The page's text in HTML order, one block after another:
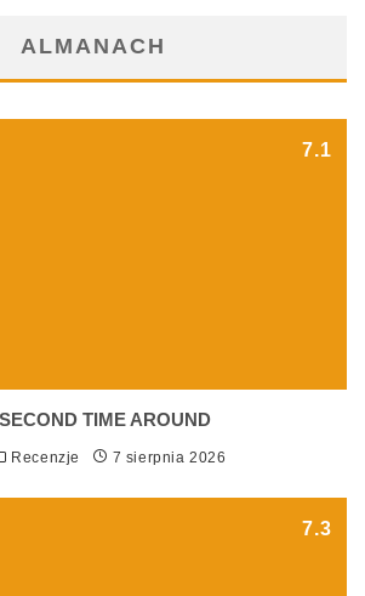
ALMANACH
7.1
TIME AROUND
Recenzje 7 sierpnia 2026
7.3